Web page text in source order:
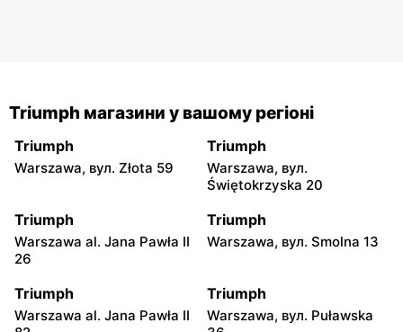
Triumph магазини у вашому регіоні
Triumph
Warszawa, вул. Złota 59
Triumph
Warszawa, вул.
Świętokrzyska 20
Triumph
Warszawa al. Jana Pawła II
26
Triumph
Warszawa, вул. Smolna 13
Triumph
Warszawa al. Jana Pawła II
Triumph
Warszawa, вул. Puławska